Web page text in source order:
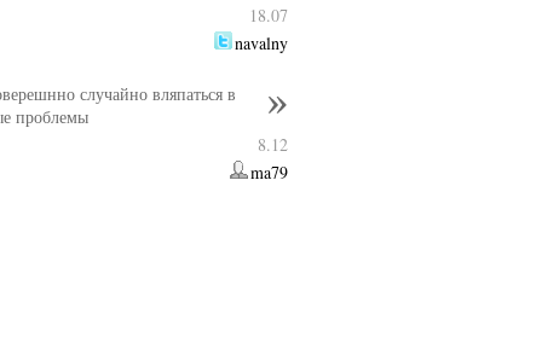
18.07
navalny
случайно вляпаться в
проблемы
8.12
ma79